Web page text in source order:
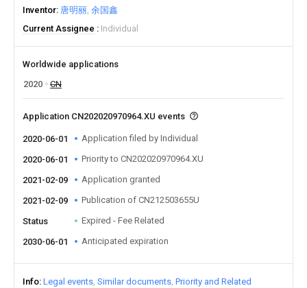
Inventor 唐明丽 余国鑫
Current Assignee
Individual
Worldwide applications
2020
CN
Application CN202020970964.XU events
2020-06-01 Application filed by Individual
2020-06-01 Priority to CN202020970964.XU
2021-02-09 Application granted
2021-02-09 Publication of CN212503655U
Status Expired - Fee Related
2030-06-01 Anticipated expiration
Info Legal events Similar documents Priority and Related